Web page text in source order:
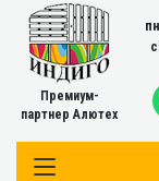
Премиум-
партнер Алютех
Toggle Navigation